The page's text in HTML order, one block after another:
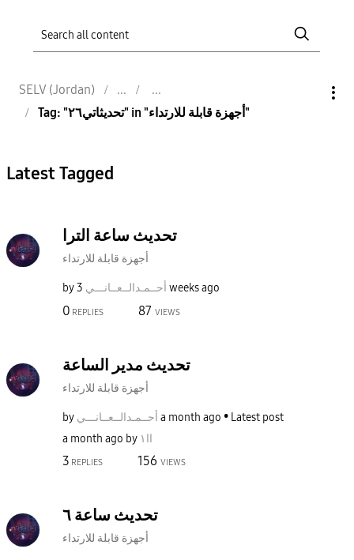
SELV (Jordan)
Tag: "تحديثاتي٢٦" in "أجهزة قابلة للارتداء"
Latest Tagged
تحديث ساعة الترا
أجهزة قابلة للارتداء
by أحــمـدالــعــانـــي 3 weeks ago
0 REPLIES 87 VIEWS
تحديث مدير الساعة
أجهزة قابلة للارتداء
by أحــمـدالــعــانـــي a month ago
Latest post
a month ago by اا١
3 REPLIES 156 VIEWS
تحديث ساعة ٦
أجهزة قابلة للارتداء